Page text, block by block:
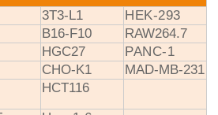
3T3-L1
HEK-293
B16-F10
RAW264.7
HGC27
PANC-1
CHO-K1
MAD-MB-231
HCT116